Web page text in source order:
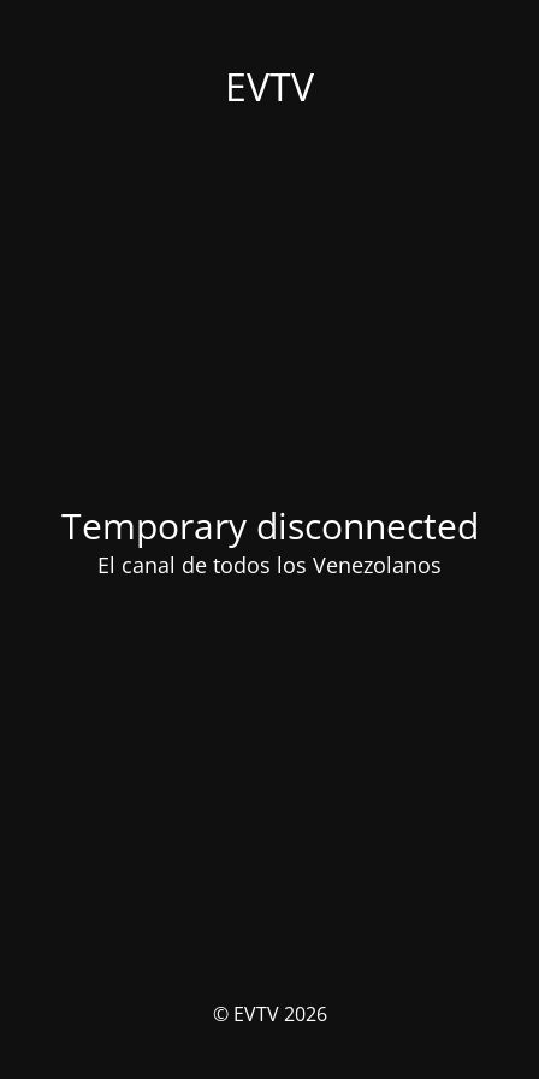
EVTV
Temporary disconnected
El canal de todos los Venezolanos
© EVTV 2026